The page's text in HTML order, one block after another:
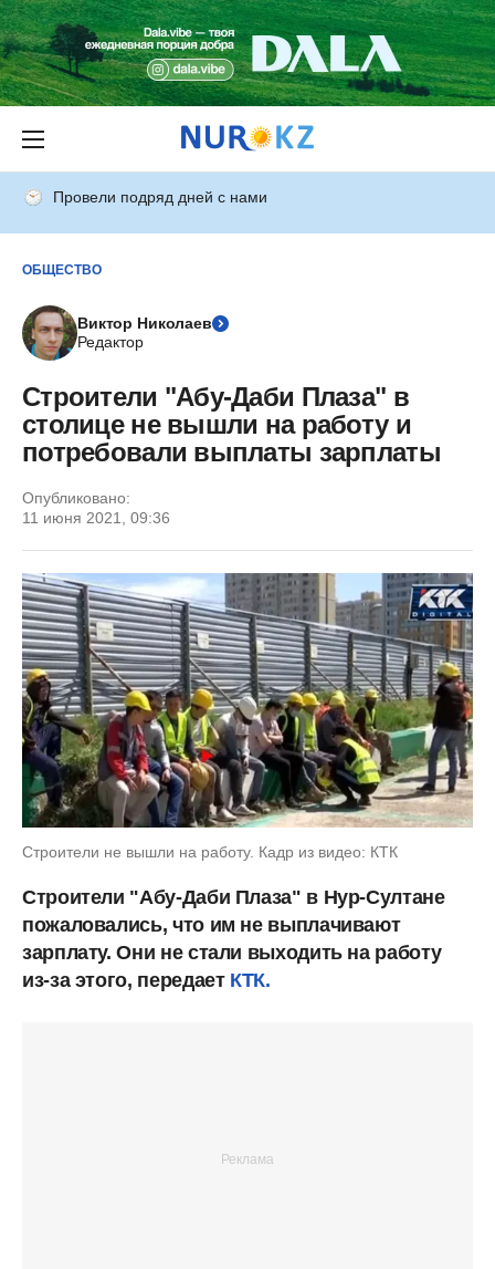
Провели подряд дней с нами
ОБЩЕСТВО
Виктор Николаев
Редактор
Строители "Абу-Даби Плаза" в
столице не вышли на работу и
потребовали выплаты зарплаты
Опубликовано:
11 июня 2021, 09:36
Строители не вышли на работу. Кадр из видео: КТК
Строители "Абу-Даби Плаза" в Нур-Султане
пожаловались, что им не выплачивают
зарплату. Они не стали выходить на работу
из-за этого, передает КТК.